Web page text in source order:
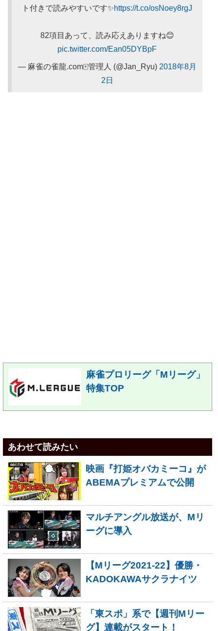
ト付きで読みやすいです✨https://t.co/osNoey8rgJ
82項目あって、読み応えありますね😊
pic.twitter.com/Ean05DYBpF
— 麻雀の雀龍.com🀄管理人 (@Jan_Ryu) 2018年8月
2日
麻雀プロリーグ「Mリーグ」
特集TOP
あわせて読みたい
映画『打姫オバカミーコ』が
ABEMAプレミアムで公開
マルチアングル放送が、Mリ
ーグに導入
【Mリーグ2021-22】優勝・
KADOKAWAサクラナイツ
「東スポ」系で【週刊Mリー
グ】連載がスタート！